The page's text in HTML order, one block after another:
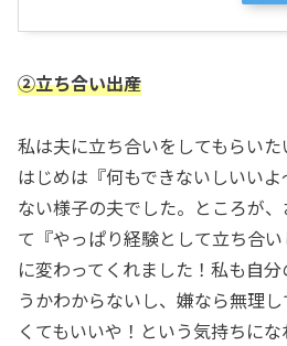
②立ち合い出産
私は夫に立ち合いをしてもらいた
はじめは『何もできないしいい
ない様子の夫でした。ところが
て『やっぱり経験として立ち合
に変わってくれました！私も自
うかわからないし、嫌なら無理
くてもいいや！という気持ちに